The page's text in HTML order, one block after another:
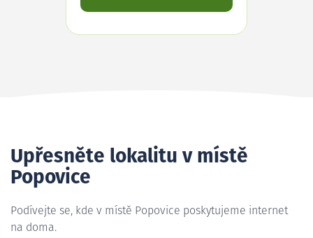
Upřesněte lokalitu v místě
Popovice
Podívejte se, kde v místě Popovice poskytujeme internet
na doma.